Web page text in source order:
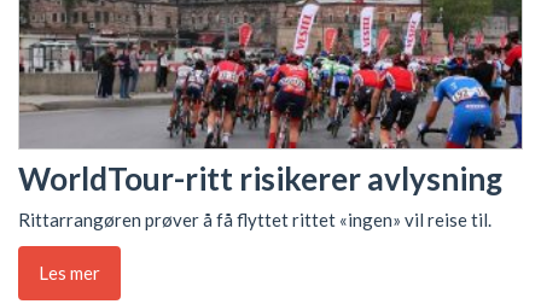
WorldTour-ritt risikerer avlysning
Rittarrangøren prøver å få flyttet rittet «ingen» vil reise til.
Les mer